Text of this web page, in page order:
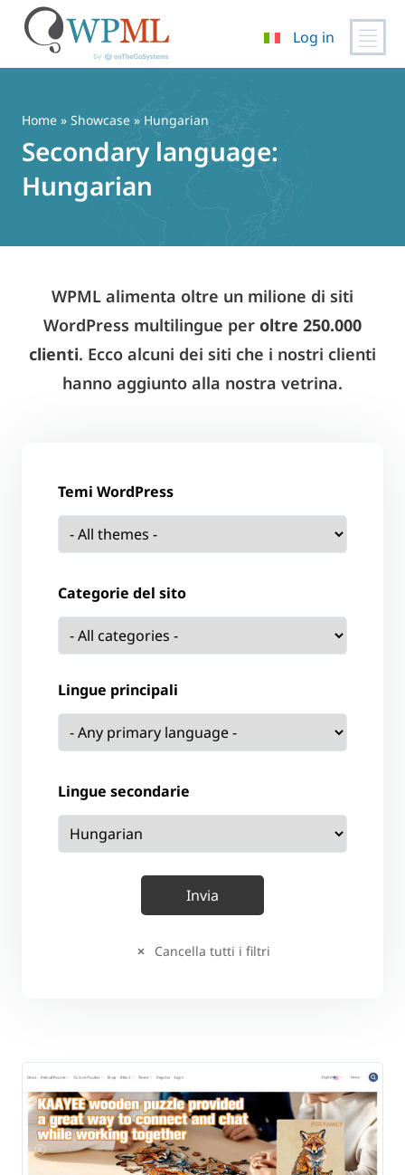
contenuto
Log in
Home » Showcase » Hungarian
Secondary language:
Hungarian
WPML alimenta oltre un milione di siti
WordPress multilingue per oltre 250.000
clienti. Ecco alcuni dei siti che i nostri clienti
hanno aggiunto alla nostra vetrina.
Temi WordPress
Categorie del sito
Lingue principali
Lingue secondarie
Cancella tutti i filtri